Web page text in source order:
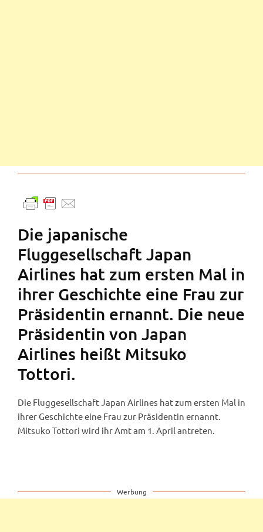
Die japanische
Fluggesellschaft Japan
Airlines hat zum ersten Mal in
ihrer Geschichte eine Frau zur
Präsidentin ernannt. Die neue
Präsidentin von Japan
Airlines heißt Mitsuko
Tottori.
Die Fluggesellschaft Japan Airlines hat zum ersten Mal in
ihrer Geschichte eine Frau zur Präsidentin ernannt.
Mitsuko Tottori wird ihr Amt am 1. April antreten.
Werbung